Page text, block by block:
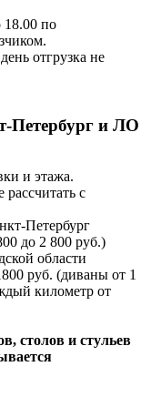
18.00 по
отгрузка не
Петербург и ЛО
и этажа.
с
Петербург
до 2 800 руб.)
области
руб. (диваны от 1
километр от
столов и стульев